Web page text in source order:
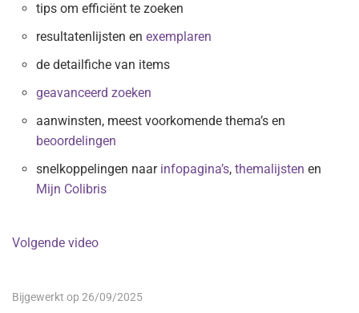
tips om efficiënt te zoeken
resultatenlijsten en exemplaren
de detailfiche van items
geavanceerd zoeken
aanwinsten, meest voorkomende thema’s en
beoordelingen
snelkoppelingen naar infopagina’s, themalijsten en
Mijn Colibris
Volgende video
Bijgewerkt op 26/09/2025